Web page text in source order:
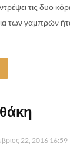
τις δυο
των γαμπρών
22, 2016 16:59